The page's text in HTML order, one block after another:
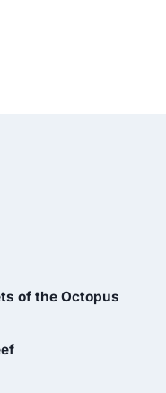
of the Octopus